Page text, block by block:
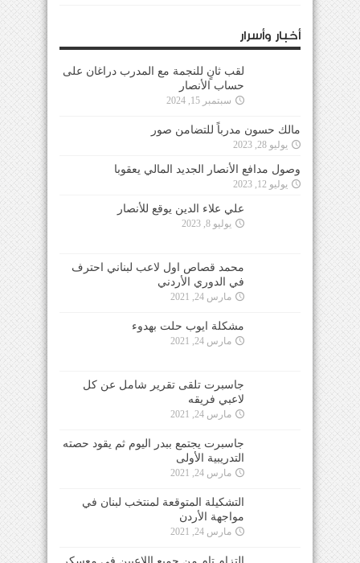
أخبار وأسرار
لقب ثانٍ للنجمة مع المدرب دراغان على
حساب الأنصار
سبتمبر 15, 2024
مالك حسون مدرباً للتضامن صور
يوليو 28, 2023
وصول مدافع الأنصار الجديد المالي يعقوبا
يوليو 12, 2023
علي علاء الدين يوقع للأنصار
يوليو 8, 2023
محمد قصاص اول لاعب لبناني احترف
في الدوري الأردني
مارس 24, 2021
مشكلة ايوب حلت بهدوء
مارس 24, 2021
جاسبرت تلقى تقرير شامل عن كل
لاعبي فريقه
مارس 24, 2021
جاسبرت يجتمع ببدر اليوم ثم يقود حصته
التدريبية الأولى
مارس 24, 2021
التشكيلة المتوقعة لمنتخب لبنان في
مواجهة الأردن
مارس 24, 2021